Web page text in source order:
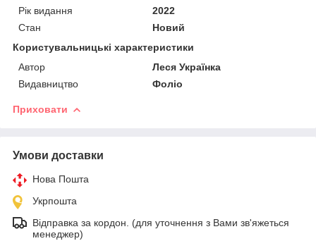
Рік видання
2022
Стан
Новий
Користувальницькі характеристики
Автор
Леся Українка
Видавництво
Фоліо
Приховати
Умови доставки
Нова Пошта
Укрпошта
Відправка за кордон. (для уточнення з Вами зв'яжеться
менеджер)